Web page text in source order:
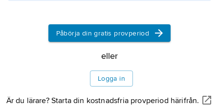
Information om artikeln
Påbörja din gratis provperiod
eller
Logga in
Är du lärare? Starta din kostnadsfria provperiod härifrån.